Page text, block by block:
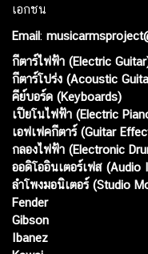
เอกชน
Email:
กีตาร์ไฟฟ้า (Electric
กีตาร์โปร่ง (Acoustic
คีย์บอร์ด (Keyboards)
เปียโนไฟฟ้า (Electric
เอฟเฟคกีตาร์ (Guitar
กลองไฟฟ้า (Electronic
ออดิโออินเตอร์เฟส (Audio
ลำโพงมอนิเตอร์ (Studio
Fender
Gibson
Ibanez